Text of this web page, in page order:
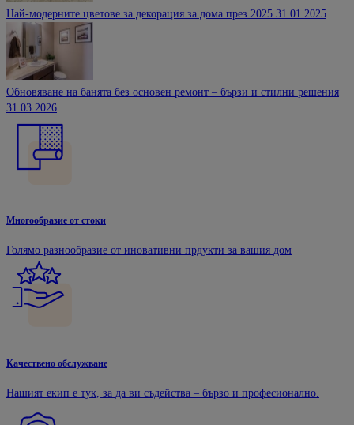
Най-модерните цветове за декорация за дома през 2025 31.01.2025
Обновяване на банята без основен ремонт – бързи и стилни решения
31.03.2026
Многообразие от стоки
Голямо разнообразие от иновативни прдукти за вашия дом
Качествено обслужване
Нашият екип е тук, за да ви съдейства – бързо и професионално.